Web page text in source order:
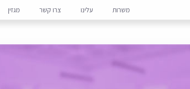
משרות עלינו צרו קשר מגזין